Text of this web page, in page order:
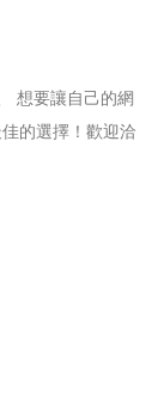
想要讓自己的網
的選擇！歡迎洽